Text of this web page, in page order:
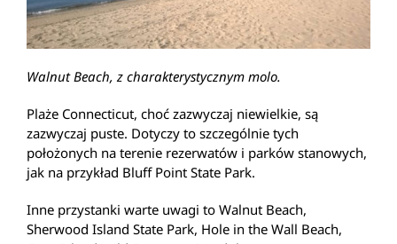
Walnut Beach, z charakterystycznym molo.
Plaże Connecticut, choć zazwyczaj niewielkie, są
zazwyczaj puste. Dotyczy to szczególnie tych
położonych na terenie rezerwatów i parków stanowych,
jak na przykład Bluff Point State Park.
Inne przystanki warte uwagi to Walnut Beach,
Sherwood Island State Park, Hole in the Wall Beach,